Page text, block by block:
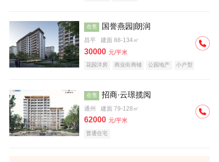
在售 国誉燕园|朗润
昌平 建面 88-134㎡
30000 元/平米
花园洋房 商业街商铺 公园地产
小户型
在售 招商·云璟揽阅
通州 建面 79-128㎡
62000 元/平米
普通住宅